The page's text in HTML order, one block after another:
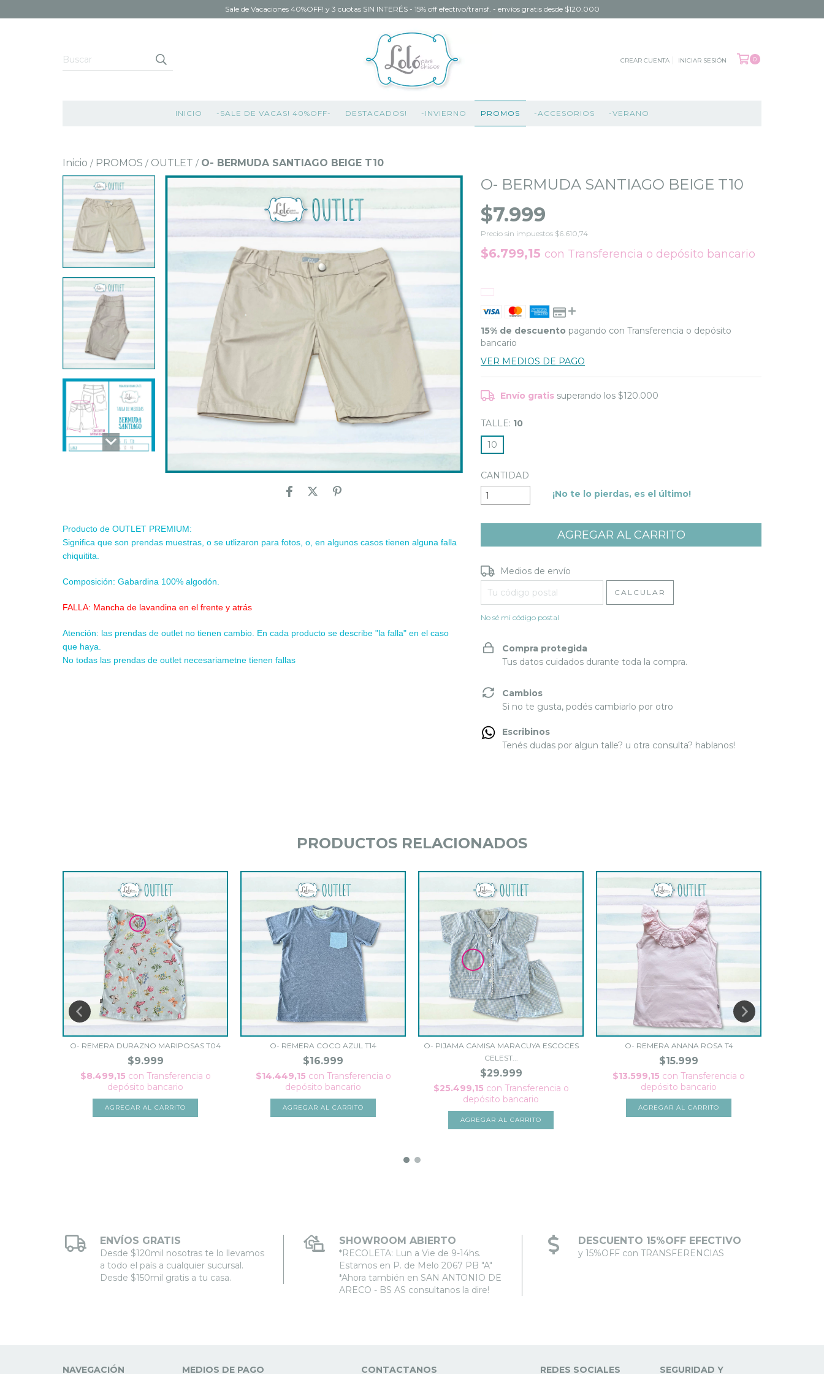
Sale de Vacaciones 40%OFF! y 3 cuotas SIN INTERÉS - 15% off efectivo/transf. - envíos gratis desde $120.000
CREAR CUENTA INICIAR SESIÓN 0
INICIO -SALE DE VACAS! 40%OFF- DESTACADOS! -INVIERNO PROMOS -ACCESORIOS -VERANO
Inicio / PROMOS / OUTLET / O- BERMUDA SANTIAGO BEIGE T10
Producto de OUTLET PREMIUM:
Significa que son prendas muestras, o se utlizaron para fotos, o, en algunos casos tienen alguna falla
chiquitita.
Composición: Gabardina 100% algodón.
FALLA: Mancha de lavandina en el frente y atrás
Atención: las prendas de outlet no tienen cambio. En cada producto se describe "la falla" en el caso
que haya.
No todas las prendas de outlet necesariametne tienen fallas
O- BERMUDA SANTIAGO BEIGE T10
$7.999
Precio sin impuestos $6.610,74
$6.799,15 con Transferencia o depósito bancario
15% de descuento pagando con Transferencia o depósito
bancario
VER MEDIOS DE PAGO
Envío gratis superando los $120.000
TALLE: 10
10
CANTIDAD
¡No te lo pierdas, es el último!
Entregas para el CP:
Medios de envío
CALCULAR
No sé mi código postal
Compra protegida
Tus datos cuidados durante toda la compra.
Cambios
Si no te gusta, podés cambiarlo por otro
Escribinos
Tenés dudas por algun talle? u otra consulta? hablanos!
PRODUCTOS RELACIONADOS
O- REMERA DURAZNO MARIPOSAS T04
$9.999
$8.499,15 con Transferencia o
depósito bancario
AGREGAR AL CARRITO
O- REMERA COCO AZUL T14
$16.999
$14.449,15 con Transferencia o
depósito bancario
AGREGAR AL CARRITO
O- PIJAMA CAMISA MARACUYA ESCOCES
CELEST...
$29.999
$25.499,15 con Transferencia o
depósito bancario
AGREGAR AL CARRITO
O- REMERA ANANA ROSA T4
$15.999
$13.599,15 con Transferencia o
depósito bancario
AGREGAR AL CARRITO
ENVÍOS GRATIS
Desde $120mil nosotras te lo llevamos
a todo el país a cualquier sucursal.
Desde $150mil gratis a tu casa.
SHOWROOM ABIERTO
*RECOLETA: Lun a Vie de 9-14hs.
Estamos en P. de Melo 2067 PB "A"
*Ahora también en SAN ANTONIO DE
ARECO - BS AS consultanos la dire!
DESCUENTO 15%OFF EFECTIVO
y 15%OFF con TRANSFERENCIAS
NAVEGACIÓN MEDIOS DE PAGO CONTACTANOS REDES SOCIALES SEGURIDAD Y